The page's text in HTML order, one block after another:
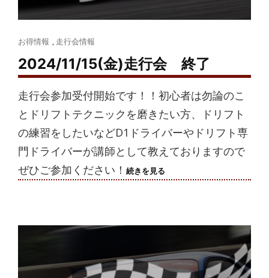
Cat
Links
お得情報 , 走行会情報
2024/11/15(金)走行会 終了
走行会参加受付開始です！！初心者は勿論のこ
とドリフトテクニックを磨きたい方、ドリフト
の練習をしたいなどD1ドライバーやドリフト専
門ドライバーが講師として教えておりますので
ぜひご参加ください！ 続きを見る
走